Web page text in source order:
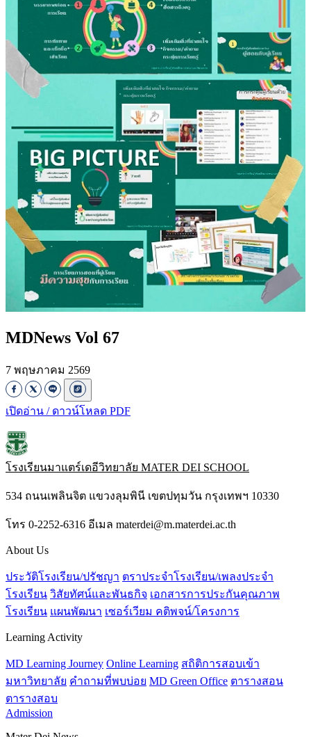
MDNews Vol 67
7 พฤษภาคม 2569
เปิดอ่าน / ดาวน์โหลด PDF
โรงเรียนมาแตร์เดอีวิทยาลัย MATER DEI SCHOOL
534 ถนนเพลินจิต แขวงลุมพินี เขตปทุมวัน กรุงเทพฯ 10330
โทร 0-2252-6316 อีเมล materdei@m.materdei.ac.th
About Us
ประวัติโรงเรียน/ปรัชญา ตราประจำโรงเรียน/เพลงประจำ
โรงเรียน วิสัยทัศน์และพันธกิจ เอกสารการประกันคุณภาพ
โรงเรียน แผนพัฒนา เซอร์เวียม คติพจน์/โครงการ
Learning Activity
MD Learning Journey Online Learning สถิติการสอบเข้า
มหาวิทยาลัย คำถามที่พบบ่อย MD Green Office ตารางสอน
ตารางสอบ
Admission